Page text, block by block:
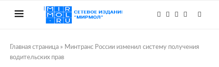
Главная страница » Минтранс России изменил систему получения
водительских прав